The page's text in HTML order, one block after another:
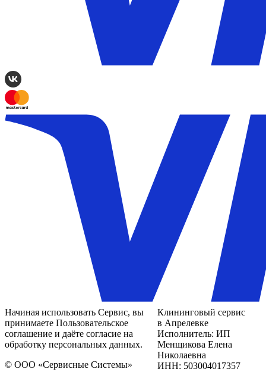
Начиная использовать Сервис, вы
принимаете Пользовательское
соглашение и даёте согласие на
обработку персональных данных.
© ООО «Сервисные Системы»
Клининговый сервис
в Апрелевке
Исполнитель: ИП
Менщикова Елена
Николаевна
ИНН: 503004017357